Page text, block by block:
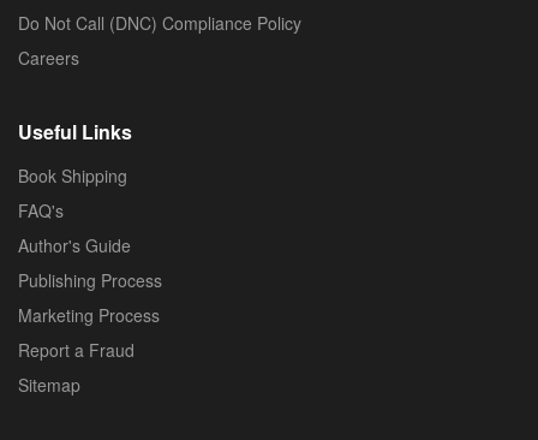
Do Not Call (DNC) Compliance Policy
Careers
Useful Links
Book Shipping
FAQ's
Author's Guide
Publishing Process
Marketing Process
Report a Fraud
Sitemap